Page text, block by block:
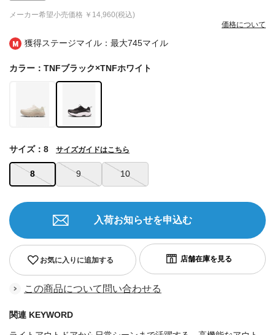
獲得ステージマイル：最大745マイル
メーカー希望小売価格 ￥14,960(税込)
価格について
カラー：TNFブラック×TNFホワイト
8 9 10
サイズ：8 サイズガイドはこちら
お気に入りに追加する
入荷お知らせを申込む
この商品について問い合わせる
関連 KEYWORD